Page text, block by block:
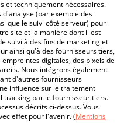
et techniquement nécessaires.
(par exemple des
que le suivi côté serveur) pour
site et la manière dont il est
suivi à des fins de marketing et
ainsi qu'à des fournisseurs tiers,
digitales, des pixels de
Nous intégrons également
d'autres fournisseurs
influence sur le traitement
tracking par le fournisseur tiers.
décrits ci-dessus. Vous
effet pour l'avenir. (Mentions